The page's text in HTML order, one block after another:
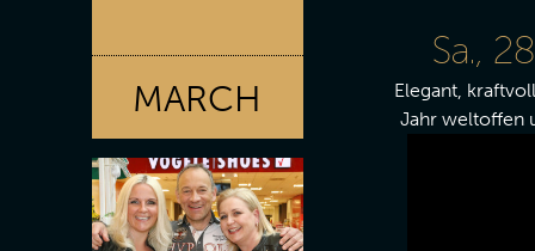
MARCH
Sa.,
Elegant,
Jahr weltoffen